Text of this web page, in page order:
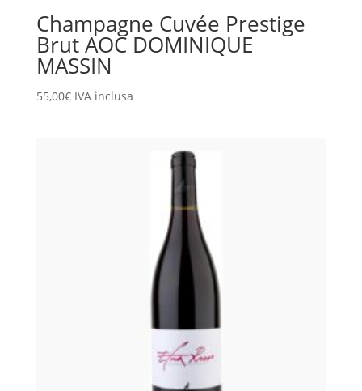
Champagne Cuvée Prestige
Brut AOC DOMINIQUE
MASSIN
55,00€ IVA inclusa